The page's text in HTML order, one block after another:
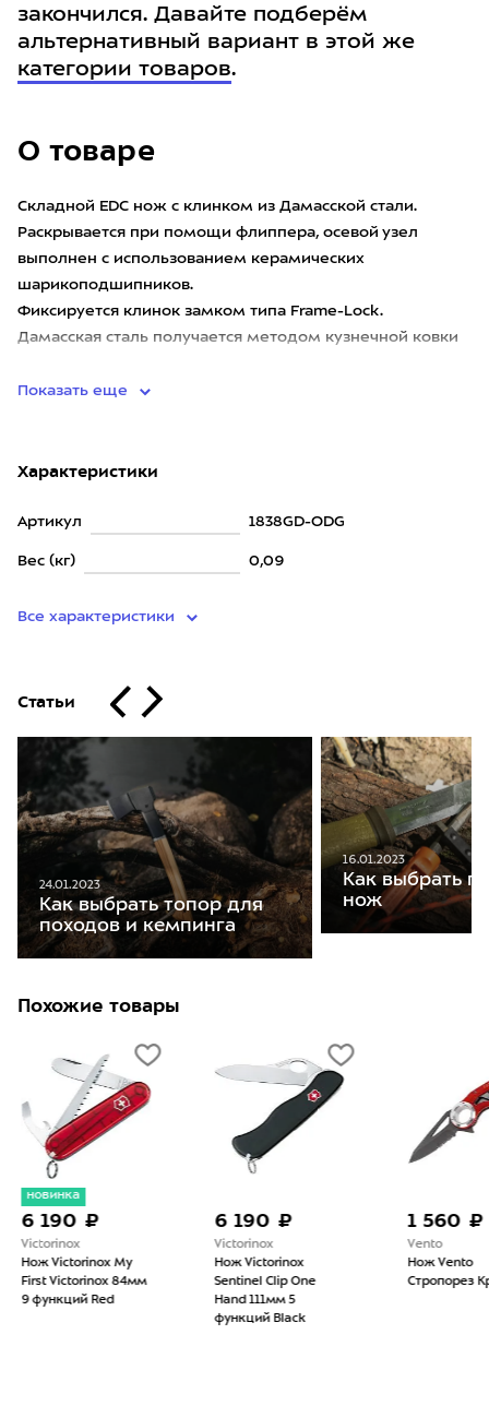
О товаре
Складной EDC нож с клинком из Дамасской стали.
Раскрывается при помощи флиппера, осевой узел
выполнен с использованием керамических
шарикоподшипников.
Фиксируется клинок замком типа Frame-Lock.
Дамасская сталь получается методом кузнечной ковки
Показать еще
Характеристики
Артикул 1838GD-ODG
Вес (кг) 0,09
Все характеристики
Статьи
24.01.2023
Как выбрать топор для
походов и кемпинга
16.01.2023
Как выбрать
нож
закончился. Давайте подберём
альтернативный вариант в этой же
категории товаров.
Похожие товары
6 190 ₽
Нож Victorinox
Sentinel Clip One
Hand 111мм 5
1 560 ₽
Нож Vento
Стропорез Красный